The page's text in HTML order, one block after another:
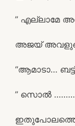
” എല്ലാമേ
അജയ് അവളുടെ
“ആമാടാ…
” സൊൽ ……….
ഇതുപോലത്തെ